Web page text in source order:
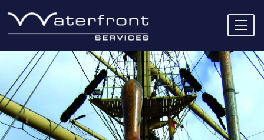
Close submenu
Bewerbungsunterlagen-Check
Bewerbungsgesprächs-Training
Arbeitszeugnis-Check
Online Bewerbung